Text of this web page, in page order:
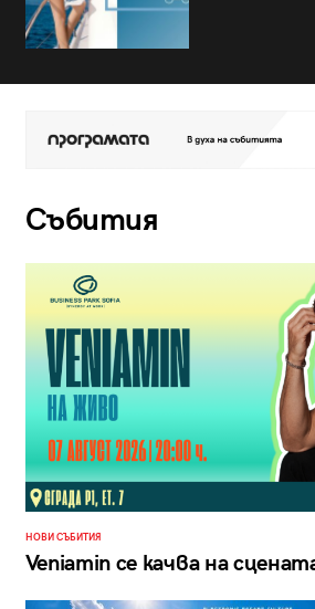
Събития
НОВИ СЪБИТИЯ
Veniamin се качва на